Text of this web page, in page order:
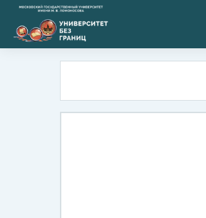
Перейти к основному содержанию